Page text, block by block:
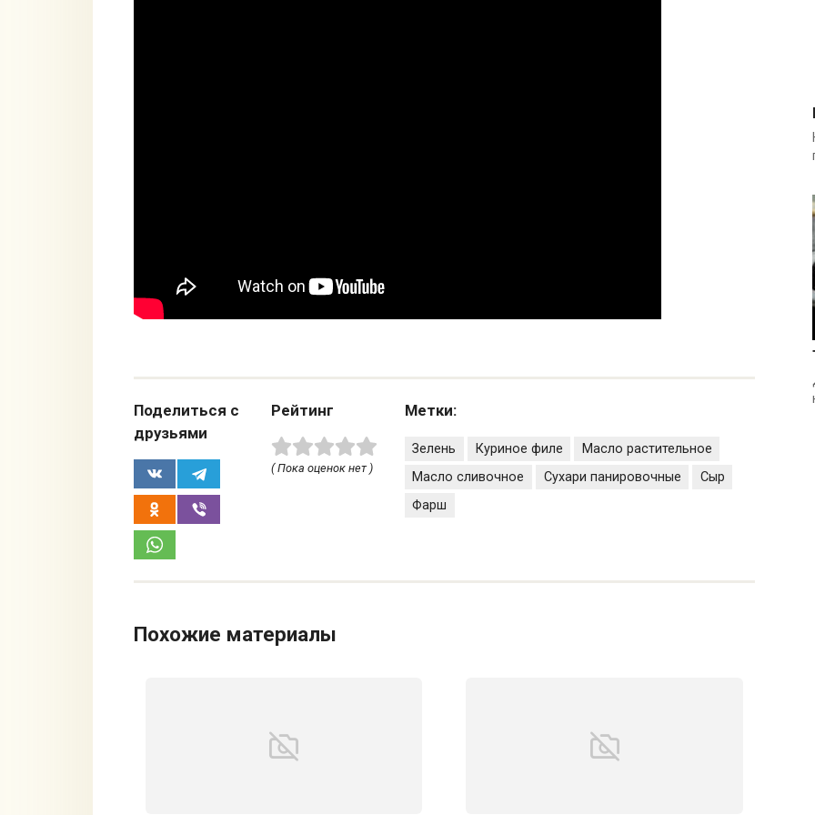
Поделиться с
друзьями
Рейтинг
( Пока оценок нет )
Метки:
Зелень Куриное филе
Масло растительное
Масло сливочное
Сухари панировочные
Сыр
Фарш
Похожие материалы